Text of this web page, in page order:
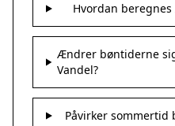
Hvordan
Ændrer bøntiderne
Vandel?
Påvirker sommertid